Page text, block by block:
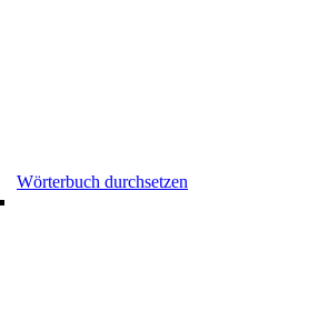
Wörterbuch durchsetzen